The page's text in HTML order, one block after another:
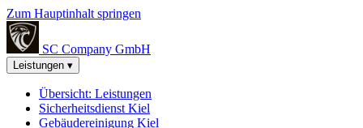
Zum Hauptinhalt springen
SC Company GmbH
Leistungen ▾
Übersicht: Leistungen
Sicherheitsdienst Kiel
Gebäudereinigung Kiel